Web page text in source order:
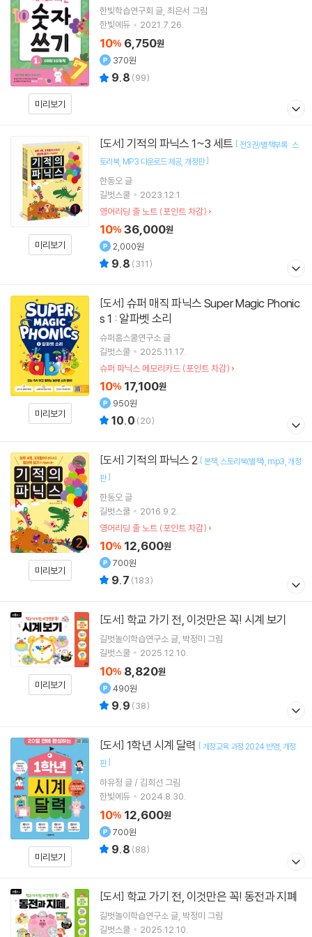
미리보기
한빛학습연구회 글 최은서 그림
한빛에듀
2021.7.26.
10% 6,750원
370원
9.8 (99)
미리보기
[도서] 기적의 파닉스 1~3 세트 [ 전3권/별책부록 : 스
토리북 MP3 다운로드 제공 개정판]
한동오 글
길벗스쿨
2023.12.1.
영어리딩 줄 노트 (포인트 차감)
10% 36,000원
2,000원
9.8 (311)
미리보기
[도서]
s 1 : 알파벳 소리
슈퍼홈스쿨연구소 글
길벗스쿨
2025.11.17.
슈퍼 파닉스 메모리카드 (포인트 차감)
10% 17,100원
950원
10.0 (20)
미리보기
[도서] 기적의 파닉스 2 [본책 스토리북(별책) mp3 개정
판]
한동오 글
길벗스쿨
2016.9.2.
영어리딩 줄 노트 (포인트 차감)
10% 12,600원
700원
9.7 (183)
미리보기
[도서] 학교 가기 전, 이것만은 꼭! 시계 보기
길벗놀이학습연구소 글 박정미 그림
길벗스쿨
2025.12.10.
10% 8,820원
490원
9.9 (38)
미리보기
[도서] 1학년 시계 달력 [개정교육 과정 2024 반영 개정
판]
하유정 글 / 김희선 그림
한빛에듀
2024.8.30.
10% 12,600원
700원
9.8 (88)
[도서] 학교 가기 전, 이것만은 꼭! 동전과 지폐
길벗놀이학습연구소 글 박정미 그림
길벗스쿨
2025.12.10.